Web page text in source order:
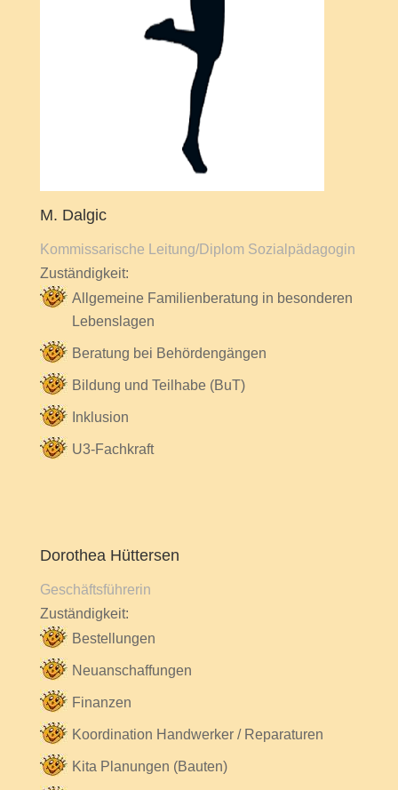
M. Dalgic
Kommissarische Leitung/Diplom Sozialpädagogin
Zuständigkeit:
Allgemeine Familienberatung in besonderen
Lebenslagen
Beratung bei Behördengängen
Bildung und Teilhabe (BuT)
Inklusion
U3-Fachkraft
Dorothea Hüttersen
Geschäftsführerin
Zuständigkeit:
Bestellungen
Neuanschaffungen
Finanzen
Koordination Handwerker / Reparaturen
Kita Planungen (Bauten)